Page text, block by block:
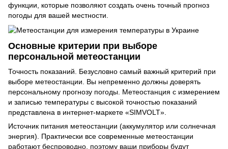
функции, которые позволяют создать очень точный прогноз
погоды для вашей местности.
Основные критерии при выборе
персональной метеостанции
Точность показаний. Безусловно самый важный критерий при
выборе метеостанции. Вы непременно должны доверять
персональному прогнозу погоды. Метеостанция с измерением
и записью температуры с высокой точностью показаний
представлена в интернет-маркете «SIMVOLT».
Источник питания метеостанции (аккумулятор или солнечная
энергия). Практически все современные метеостанции
работают беспроводно, поэтому ваши приборы будут